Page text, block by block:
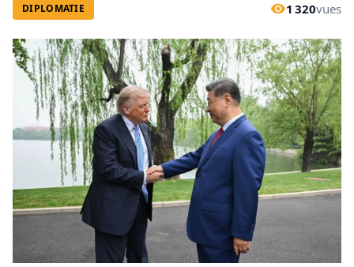
DIPLOMATIE 1 320vues